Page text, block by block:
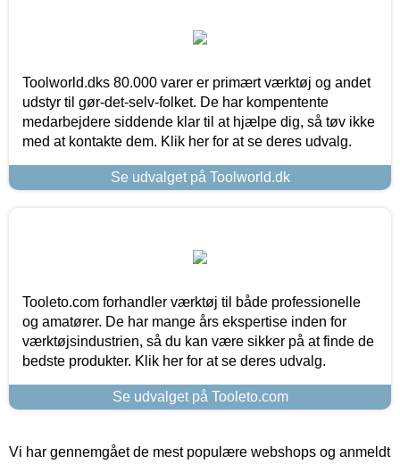
Toolworld.dks 80.000 varer er primært værktøj og andet
udstyr til gør-det-selv-folket. De har kompentente
medarbejdere siddende klar til at hjælpe dig, så tøv ikke
med at kontakte dem. Klik her for at se deres udvalg.
Se udvalget på Toolworld.dk
Tooleto.com forhandler værktøj til både professionelle
og amatører. De har mange års ekspertise inden for
værktøjsindustrien, så du kan være sikker på at finde de
bedste produkter. Klik her for at se deres udvalg.
Se udvalget på Tooleto.com
Vi har gennemgået de mest populære webshops og anmeldt